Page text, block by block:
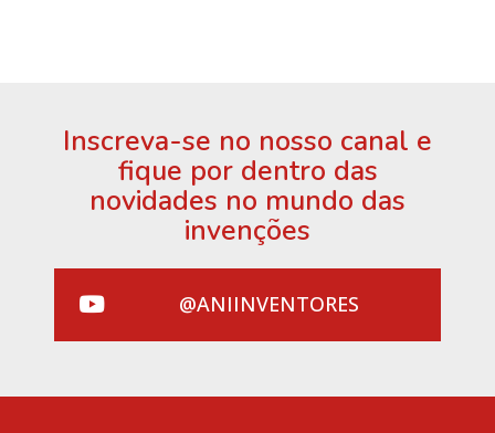
Inscreva-se no nosso canal e
fique por dentro das
novidades no mundo das
invenções
@ANIINVENTORES